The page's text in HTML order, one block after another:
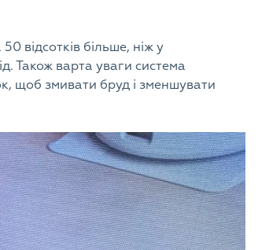
відсотків більше, ніж у
Також варта уваги система
щоб змивати бруд і зменшувати